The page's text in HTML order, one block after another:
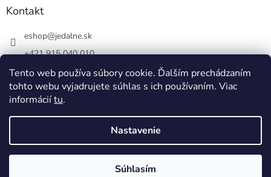
Tento web používa súbory cookie. Ďalším prechádzaním
tohto webu vyjadrujete súhlas s ich používaním. Viac
informáciítu.
Nastavenie
Súhlasím
Kontakt
eshop@jedalne.sk
+421 915 040 010
Jedalne.sk
jedalne.sk
Vytvoril Shoptet
Jedálne.sk. Všetky práva vyhradené.